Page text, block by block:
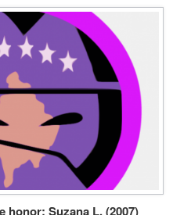
honor: Suzana L. (2007)